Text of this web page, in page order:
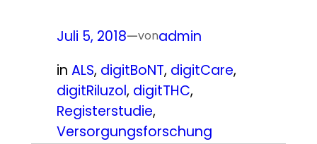
Juli 5, 2018—vonadmin
in ALS, digitBoNT, digitCare
digitRiluzol, digitTHC
Registerstudie
Versorgungsforschung